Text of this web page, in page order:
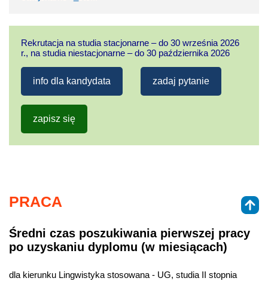
Rekrutacja na studia stacjonarne – do 30 września 2026
r., na studia niestacjonarne – do 30 października 2026
info dla kandydata zadaj pytanie
zapisz się
PRACA
Średni czas poszukiwania pierwszej pracy
po uzyskaniu dyplomu (w miesiącach)
dla kierunku Lingwistyka stosowana - UG, studia II stopnia